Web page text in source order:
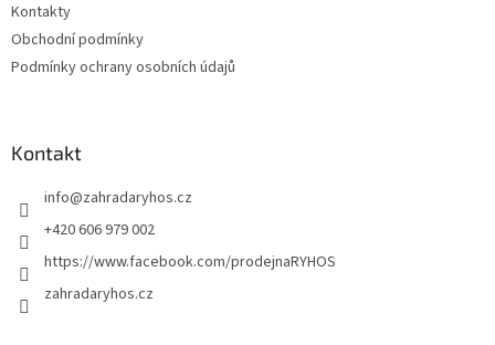
Kontakty
Obchodní podmínky
Podmínky ochrany osobních údajů
Kontakt
info@zahradaryhos.cz
+420 606 979 002
https://www.facebook.com/prodejnaRYHOS
zahradaryhos.cz